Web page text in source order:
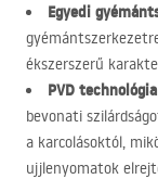
Egyedi
ékszerszerű
PVD
bevonati
a karcolásoktól,
ujjlenyomatok